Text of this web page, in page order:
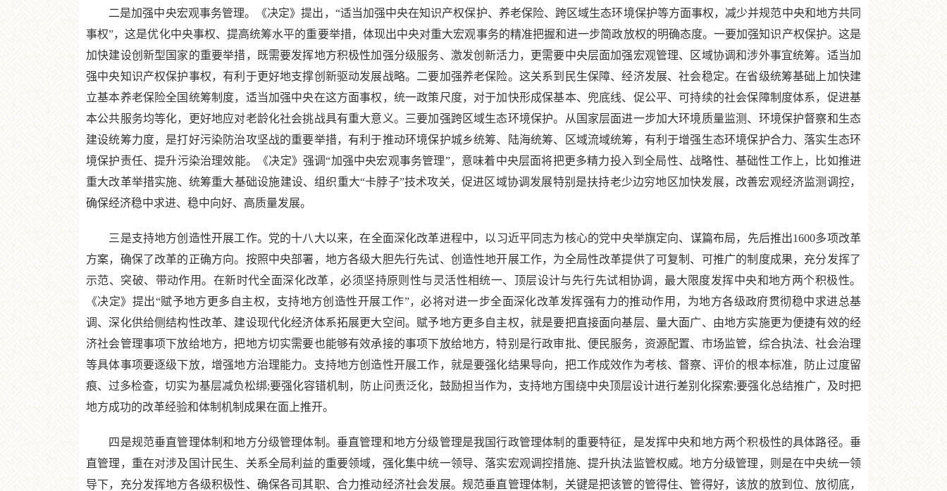
二是加强中央宏观事务管理。《决定》提出，“适当加强中央在知识产权保护、养老保险、跨区域生态环境保护等方面事权，减少并规范中央和地方共同
事权”，这是优化中央事权、提高统筹水平的重要举措，体现出中央对重大宏观事务的精准把握和进一步简政放权的明确态度。一要加强知识产权保护。这是
加快建设创新型国家的重要举措，既需要发挥地方积极性加强分级服务、激发创新活力，更需要中央层面加强宏观管理、区域协调和涉外事宜统筹。适当加
强中央知识产权保护事权，有利于更好地支撑创新驱动发展战略。二要加强养老保险。这关系到民生保障、经济发展、社会稳定。在省级统筹基础上加快建
立基本养老保险全国统筹制度，适当加强中央在这方面事权，统一政策尺度，对于加快形成保基本、兜底线、促公平、可持续的社会保障制度体系，促进基
本公共服务均等化，更好地应对老龄化社会挑战具有重大意义。三要加强跨区域生态环境保护。从国家层面进一步加大环境质量监测、环境保护督察和生态
建设统筹力度，是打好污染防治攻坚战的重要举措，有利于推动环境保护城乡统筹、陆海统筹、区域流域统筹，有利于增强生态环境保护合力、落实生态环
境保护责任、提升污染治理效能。《决定》强调“加强中央宏观事务管理”，意味着中央层面将把更多精力投入到全局性、战略性、基础性工作上，比如推进
重大改革举措实施、统筹重大基础设施建设、组织重大“卡脖子”技术攻关，促进区域协调发展特别是扶持老少边穷地区加快发展，改善宏观经济监测调控，
确保经济稳中求进、稳中向好、高质量发展。
三是支持地方创造性开展工作。党的十八大以来，在全面深化改革进程中，以习近平同志为核心的党中央举旗定向、谋篇布局，先后推出1600多项改革
方案，确保了改革的正确方向。按照中央部署，地方各级大胆先行先试、创造性地开展工作，为全局性改革提供了可复制、可推广的制度成果，充分发挥了
示范、突破、带动作用。在新时代全面深化改革，必须坚持原则性与灵活性相统一、顶层设计与先行先试相协调，最大限度发挥中央和地方两个积极性。
《决定》提出“赋予地方更多自主权，支持地方创造性开展工作”，必将对进一步全面深化改革发挥强有力的推动作用，为地方各级政府贯彻稳中求进总基
调、深化供给侧结构性改革、建设现代化经济体系拓展更大空间。赋予地方更多自主权，就是要把直接面向基层、量大面广、由地方实施更为便捷有效的经
济社会管理事项下放给地方，把地方切实需要也能够有效承接的事项下放给地方，特别是行政审批、便民服务，资源配置、市场监管，综合执法、社会治理
等具体事项要逐级下放，增强地方治理能力。支持地方创造性开展工作，就是要强化结果导向，把工作成效作为考核、督察、评价的根本标准，防止过度留
痕、过多检查，切实为基层减负松绑;要强化容错机制，防止问责泛化，鼓励担当作为，支持地方围绕中央顶层设计进行差别化探索;要强化总结推广，及时把
地方成功的改革经验和体制机制成果在面上推开。
四是规范垂直管理体制和地方分级管理体制。垂直管理和地方分级管理是我国行政管理体制的重要特征，是发挥中央和地方两个积极性的具体路径。垂
直管理，重在对涉及国计民生、关系全局利益的重要领域，强化集中统一领导、落实宏观调控措施、提升执法监管权威。地方分级管理，则是在中央统一领
导下，充分发挥地方各级积极性、确保各司其职、合力推动经济社会发展。规范垂直管理体制，关键是把该管的管得住、管得好，该放的放到位、放彻底，